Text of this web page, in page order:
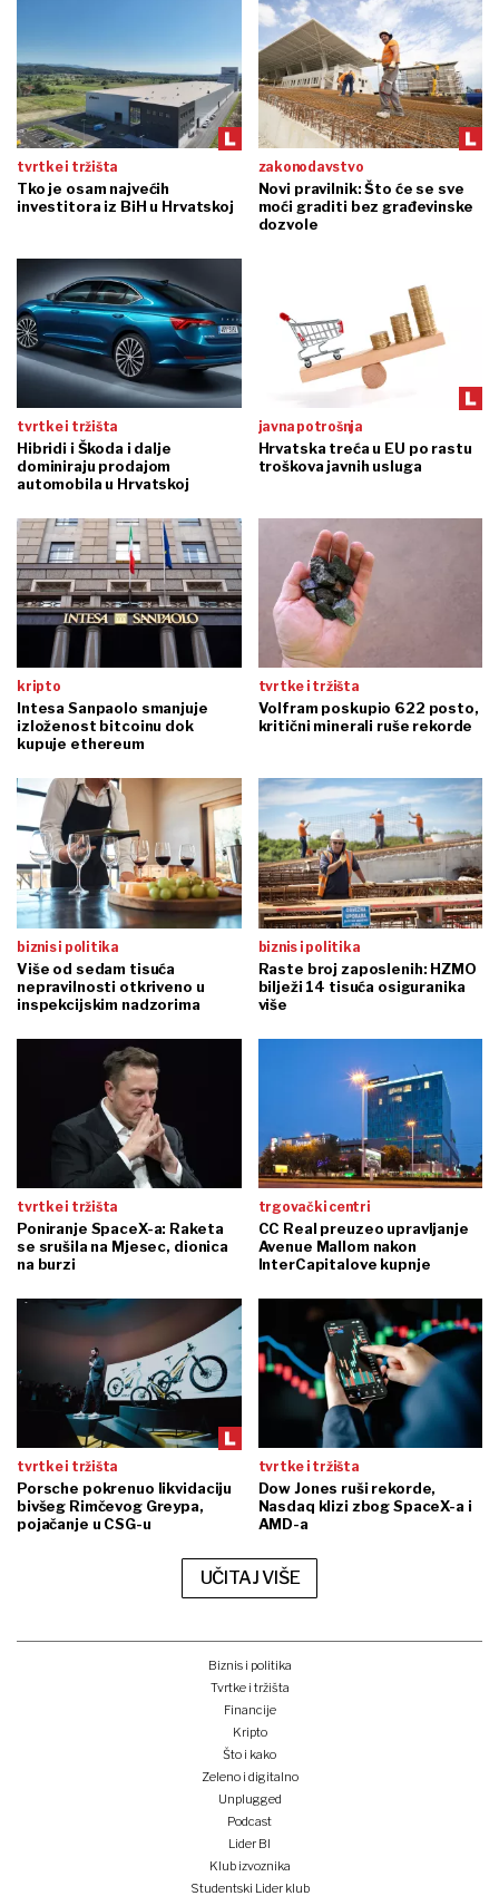
tvrtke i tržišta
Tko je osam najvećih
investitora iz BiH u Hrvatskoj
zakonodavstvo
Novi pravilnik: Što će se sve
moći graditi bez građevinske
dozvole
tvrtke i tržišta
Hibridi i Škoda i dalje
dominiraju prodajom
automobila u Hrvatskoj
javna potrošnja
Hrvatska treća u EU po rastu
troškova javnih usluga
kripto
Intesa Sanpaolo smanjuje
izloženost bitcoinu dok
kupuje ethereum
tvrtke i tržišta
Volfram poskupio 622 posto,
kritični minerali ruše rekorde
biznis i politika
Više od sedam tisuća
nepravilnosti otkriveno u
inspekcijskim nadzorima
biznis i politika
Raste broj zaposlenih: HZMO
bilježi 14 tisuća osiguranika
više
tvrtke i tržišta
Poniranje SpaceX-a: Raketa
se srušila na Mjesec, dionica
na burzi
trgovački centri
CC Real preuzeo upravljanje
Avenue Mallom nakon
InterCapitalove kupnje
tvrtke i tržišta
Porsche pokrenuo likvidaciju
bivšeg Rimčevog Greypa,
pojačanje u CSG-u
tvrtke i tržišta
Dow Jones ruši rekorde,
Nasdaq klizi zbog SpaceX-a i
AMD-a
UČITAJ VIŠE
Biznis i politika
Tvrtke i tržišta
Financije
Kripto
Što i kako
Zeleno i digitalno
Unplugged
Podcast
Lider BI
Klub izvoznika
Studentski Lider klub